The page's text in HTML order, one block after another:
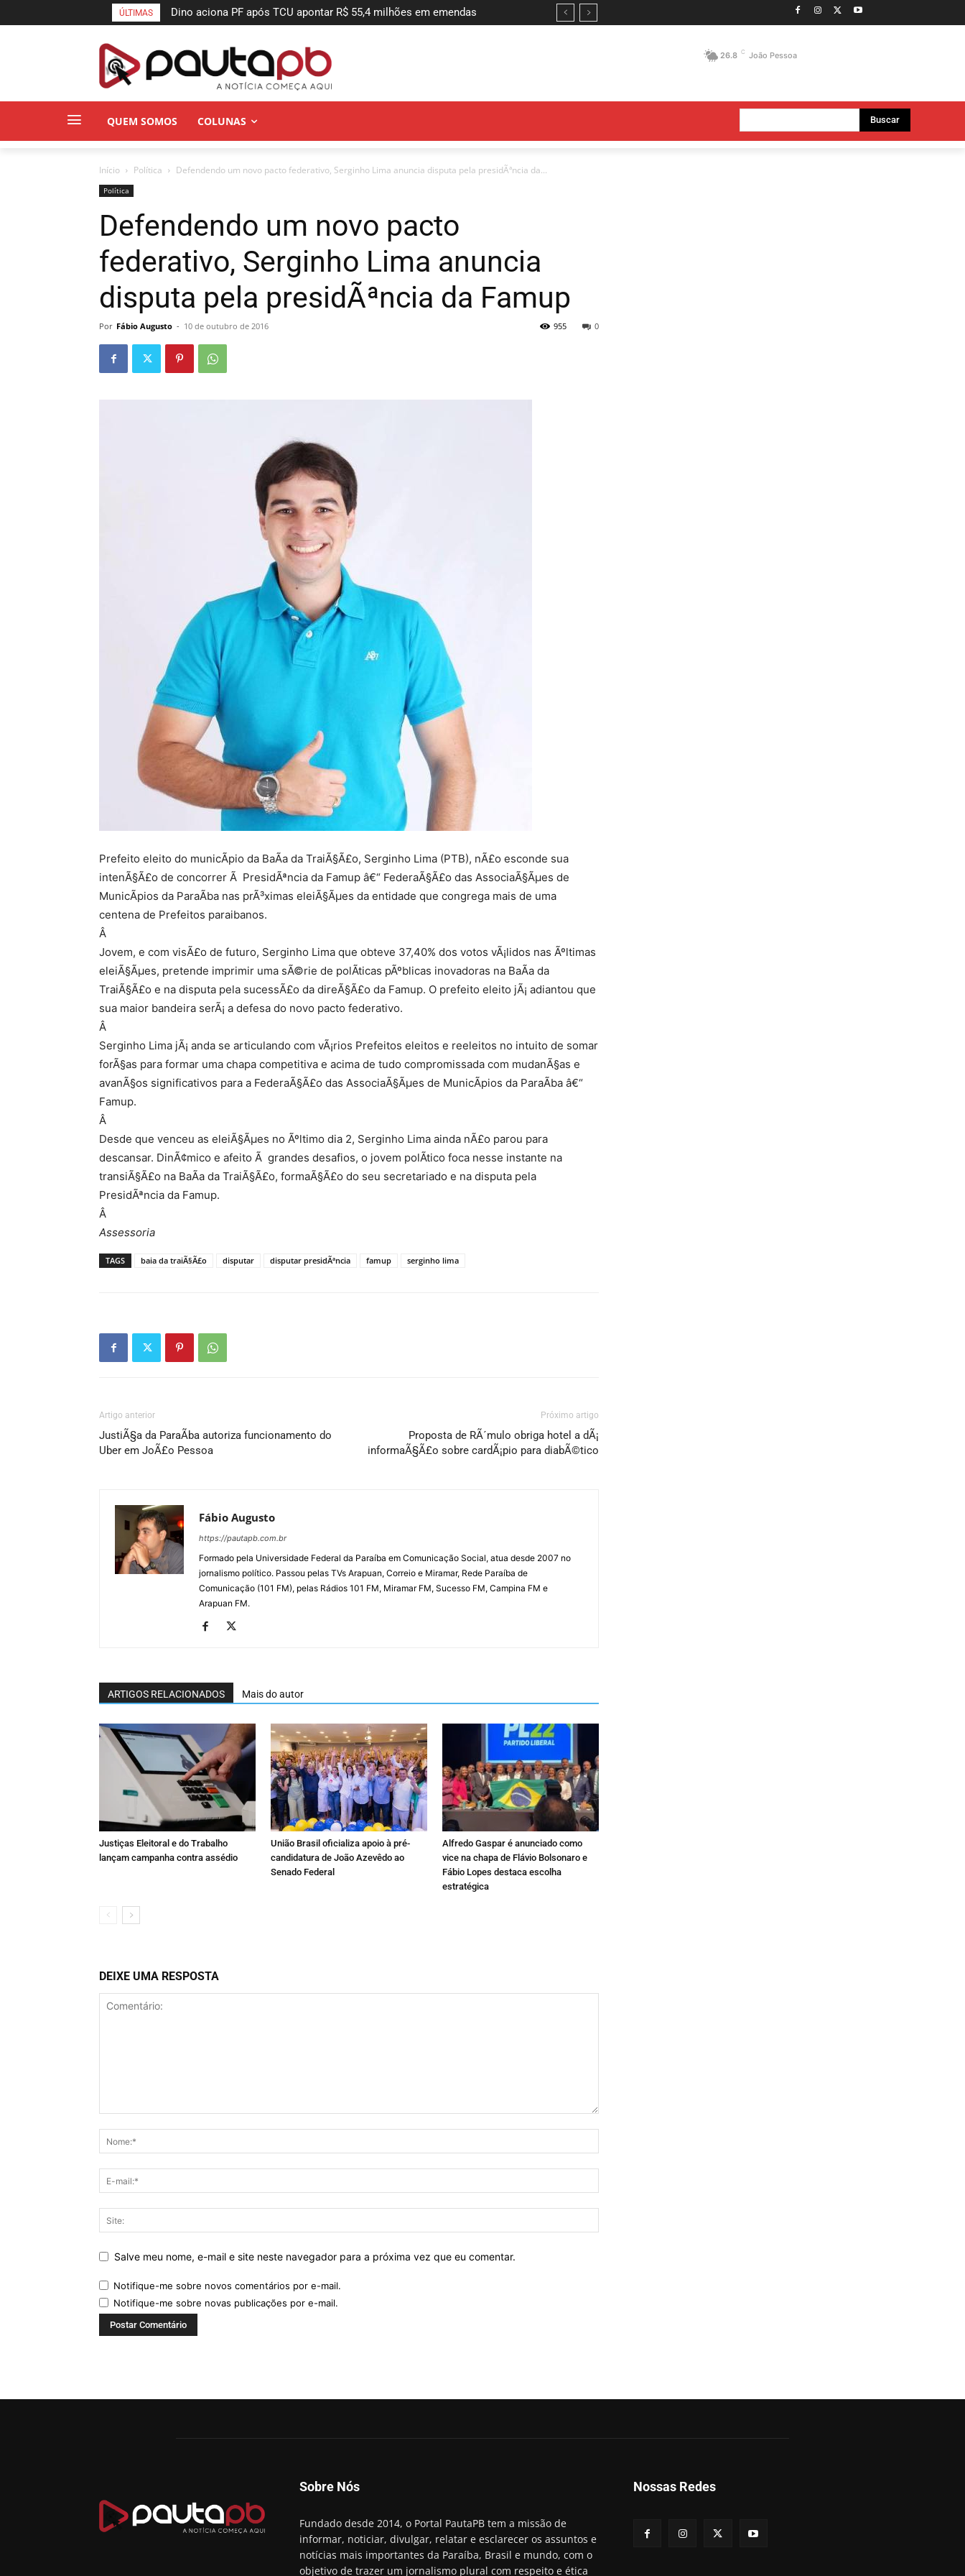
ÚLTIMAS
Dino aciona PF após TCU apontar R$ 55,4 milhões em emendas
26.8 C João Pessoa
QUEM SOMOS COLUNAS Buscar
Início Política Defendendo um novo pacto federativo, Serginho Lima anuncia disputa pela presidÃªncia da...
Política
Defendendo um novo pacto
federativo, Serginho Lima anuncia
disputa pela presidÃªncia da Famup
Por Fábio Augusto - 10 de outubro de 2016 0
955
Prefeito eleito do municÃ­pio da BaÃ­a da TraiÃ§Ã£o, Serginho Lima (PTB), nÃ£o esconde sua
intenÃ§Ã£o de concorrer Ã PresidÃªncia da Famup â€“ FederaÃ§Ã£o das AssociaÃ§Ãµes de
MunicÃ­pios da ParaÃ­ba nas prÃ³ximas eleiÃ§Ãµes da entidade que congrega mais de uma
centena de Prefeitos paraibanos.
Â
Jovem, e com visÃ£o de futuro, Serginho Lima que obteve 37,40% dos votos vÃ¡lidos nas Ãºltimas
eleiÃ§Ãµes, pretende imprimir uma sÃ©rie de polÃ­ticas pÃºblicas inovadoras na BaÃ­a da
TraiÃ§Ã£o e na disputa pela sucessÃ£o da direÃ§Ã£o da Famup. O prefeito eleito jÃ¡ adiantou que
sua maior bandeira serÃ¡ a defesa do novo pacto federativo.
Â
Serginho Lima jÃ¡ anda se articulando com vÃ¡rios Prefeitos eleitos e reeleitos no intuito de somar
forÃ§as para formar uma chapa competitiva e acima de tudo compromissada com mudanÃ§as e
avanÃ§os significativos para a FederaÃ§Ã£o das AssociaÃ§Ãµes de MunicÃ­pios da ParaÃ­ba â€“
Famup.
Â
Desde que venceu as eleiÃ§Ãµes no Ãºltimo dia 2, Serginho Lima ainda nÃ£o parou para
descansar. DinÃ¢mico e afeito Ã grandes desafios, o jovem polÃ­tico foca nesse instante na
transiÃ§Ã£o na BaÃ­a da TraiÃ§Ã£o, formaÃ§Ã£o do seu secretariado e na disputa pela
PresidÃªncia da Famup.
Â
Assessoria
TAGS baia da traiÃ§Ã£o disputar disputar presidÃªncia famup serginho lima
Artigo anterior
JustiÃ§a da ParaÃ­ba autoriza funcionamento do
Uber em JoÃ£o Pessoa
Próximo artigo
Proposta de RÃ´mulo obriga hotel a dÃ¡
informaÃ§Ã£o sobre cardÃ¡pio para diabÃ©tico
Fábio Augusto
https://pautapb.com.br
Formado pela Universidade Federal da Paraíba em Comunicação Social, atua desde 2007 no
jornalismo político. Passou pelas TVs Arapuan, Correio e Miramar, Rede Paraíba de
Comunicação (101 FM), pelas Rádios 101 FM, Miramar FM, Sucesso FM, Campina FM e
Arapuan FM.
ARTIGOS RELACIONADOS Mais do autor
Justiças Eleitoral e do Trabalho
lançam campanha contra assédio
União Brasil oficializa apoio à pré-
candidatura de João Azevêdo ao
Senado Federal
Alfredo Gaspar é anunciado como
vice na chapa de Flávio Bolsonaro e
Fábio Lopes destaca escolha
estratégica
DEIXE UMA RESPOSTA
Salve meu nome, e-mail e site neste navegador para a próxima vez que eu comentar.
Notifique-me sobre novos comentários por e-mail.
Notifique-me sobre novas publicações por e-mail.
Sobre Nós
Fundado desde 2014, o Portal PautaPB tem a missão de
informar, noticiar, divulgar, relatar e esclarecer os assuntos e
notícias mais importantes da Paraíba, Brasil e mundo, com o
objetivo de trazer um jornalismo plural com respeito e ética
Nossas Redes